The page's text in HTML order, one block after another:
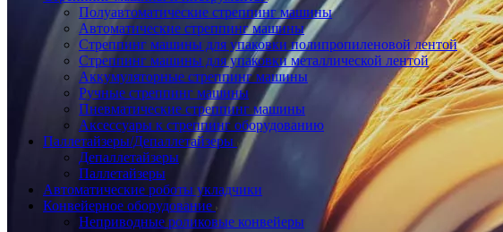
Полуавтоматические стреппинг машины
Автоматические стреппинг машины
Стреппинг машины для упаковки полипропиленовой лентой
Стреппинг машины для упаковки металлической лентой
Аккумуляторные стреппинг машины
Ручные стреппинг машины
Пневматические стреппинг машины
Аксессуары к стреппинг оборудованию
Паллетайзеры/Депаллетайзеры
Депаллетайзеры
Паллетайзеры
Автоматические роботы укладчики
Конвейерное оборудование
Неприводные роликовые конвейеры